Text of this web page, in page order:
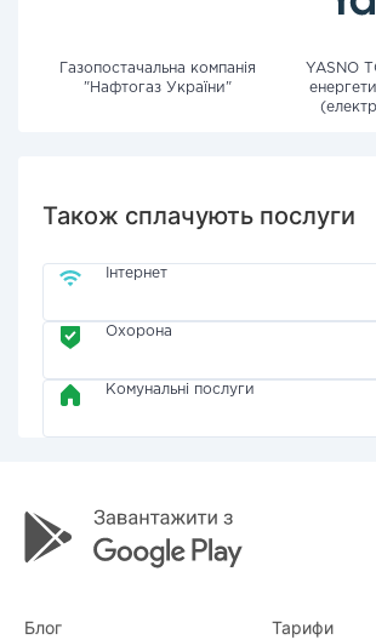
Газопостачальна компанія
"Нафтогаз України"
YASNO
Також сплачують послуги
Інтернет
Охорона
Комунальні послуги
Блог Тарифи